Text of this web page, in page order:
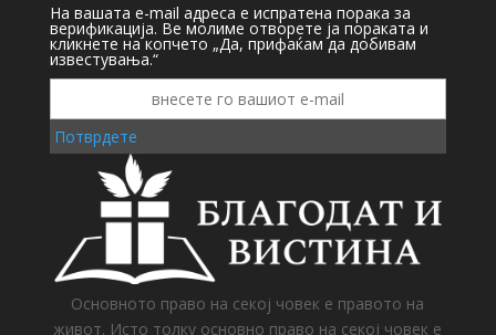
На вашата e-mail адреса е испратена порака за
верификација. Ве молиме отворете ја пораката и
кликнете на копчето „Да, прифаќам да добивам
известувања.“
Потврдете
Основното право на секој човек е правото на
живот. Исто толку основно право на секој човек е